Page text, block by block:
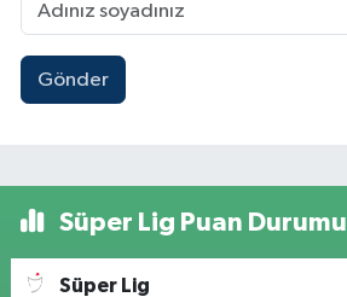
Gönder
Süper Lig Puan Durumu
Süper Lig